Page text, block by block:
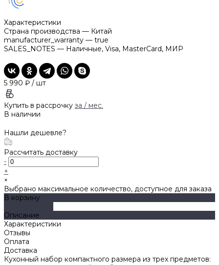
Характеристики
Страна производства — Китай
manufacturer_warranty — true
SALES_NOTES — Наличные, Visa, MasterCard, МИР
5 990 ₽ / шт
Купить в рассрочку за / мес.
В наличии
Нашли дешевле?
Рассчитать доставку
-
+
×
Выбрано максимальное количество, доступное для заказа
В корзину
Описание
Характеристики
Отзывы
Оплата
Доставка
Кухонный набор компактного размера из трех предметов: